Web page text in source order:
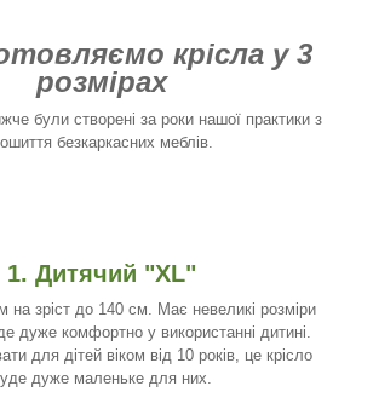
крісла у 3
розмірах
були створені за роки нашої практики з
безкаркасних меблів.
1. Дитячий "XL"
на зріст до 140 см. Має невеликі розміри
дуже комфортно у використанні дитині.
для дітей віком від 10 років, це крісло
дуже маленьке для них.